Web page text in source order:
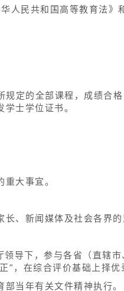
人民共和国高等教育法》
定的全部课程，成绩合格
士学位证书。
大事宜。
、新闻媒体及社会各界的
导下，参与各省（直辖
”，在综合评价基础上择优
当年有关文件精神执行。